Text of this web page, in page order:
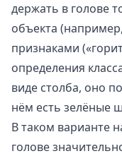
держать в голове
объекта
признаками
определения
виде столба, оно
нём есть зелёные
В таком варианте
голове